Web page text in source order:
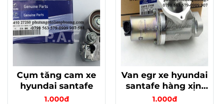
Cụm tăng cam xe
hyundai santafe
1.000đ
Van egr xe hyundai
santafe hàng xịn,
mã 2841027410
1.000đ